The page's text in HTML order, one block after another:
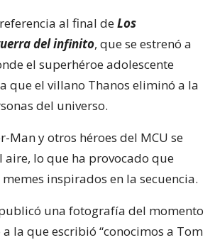
al final deLos
del infinito, que se estrenó a
el superhéroe adolescente
que el villano Thanos eliminó a la
del universo.
Man y otros héroes del MCU se
aire, lo que ha provocado que
inspirados en la secuencia.
una fotografía del momento
la que escribió “conocimos a Tom